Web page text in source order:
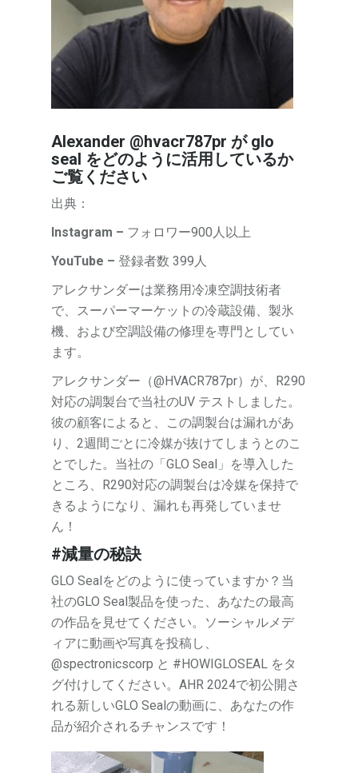
Alexander @hvacr787pr が glo
seal をどのように活用しているか
ご覧ください
出典：
Instagram – フォロワー900人以上
YouTube – 登録者数 399人
アレクサンダーは業務用冷凍空調技術者
で、スーパーマーケットの冷蔵設備、製氷
機、および空調設備の修理を専門としてい
ます。
アレクサンダー（@HVACR787pr）が、R290
対応の調製台で当社のUV テストしました。
彼の顧客によると、この調製台は漏れがあ
り、2週間ごとに冷媒が抜けてしまうとのこ
とでした。当社の「GLO Seal」を導入した
ところ、R290対応の調製台は冷媒を保持で
きるようになり、漏れも再発していませ
ん！
#減量の秘訣
GLO Sealをどのように使っていますか？当
社のGLO Seal製品を使った、あなたの最高
の作品を見せてください。ソーシャルメデ
ィアに動画や写真を投稿し、
@spectronicscorp と #HOWIGLOSEAL をタ
グ付けしてください。AHR 2024で初公開さ
れる新しいGLO Sealの動画に、あなたの作
品が紹介されるチャンスです！